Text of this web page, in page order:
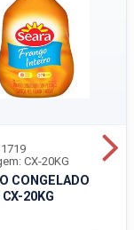
CONGELADO
20KG
CX-20KG